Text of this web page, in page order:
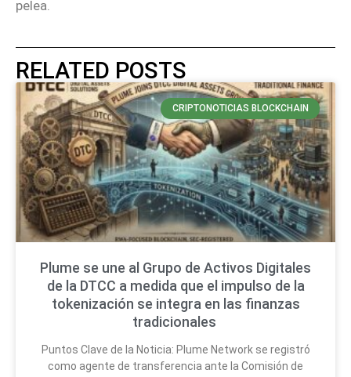
pelea.
RELATED POSTS
CRIPTONOTICIAS BLOCKCHAIN
Plume se une al Grupo de Activos Digitales
de la DTCC a medida que el impulso de la
tokenización se integra en las finanzas
tradicionales
Puntos Clave de la Noticia: Plume Network se registró
como agente de transferencia ante la Comisión de